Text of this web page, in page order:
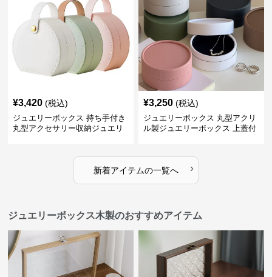
¥3,420 (税込)
ジュエリーボックス 持ち手付き
丸型アクセサリー収納ジュエリ
¥3,250 (税込)
ジュエリーボックス 丸型アクリ
ル製ジュエリーボックス 上蓋付
新着アイテムの一覧へ ›
ジュエリーボックス木製のおすすめアイテム